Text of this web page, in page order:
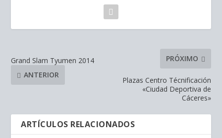
Grand Slam Tyumen 2014
ANTERIOR
PRÓXIMO
Plazas Centro Técnificación
«Ciudad Deportiva de
Cáceres»
ARTÍCULOS RELACIONADOS